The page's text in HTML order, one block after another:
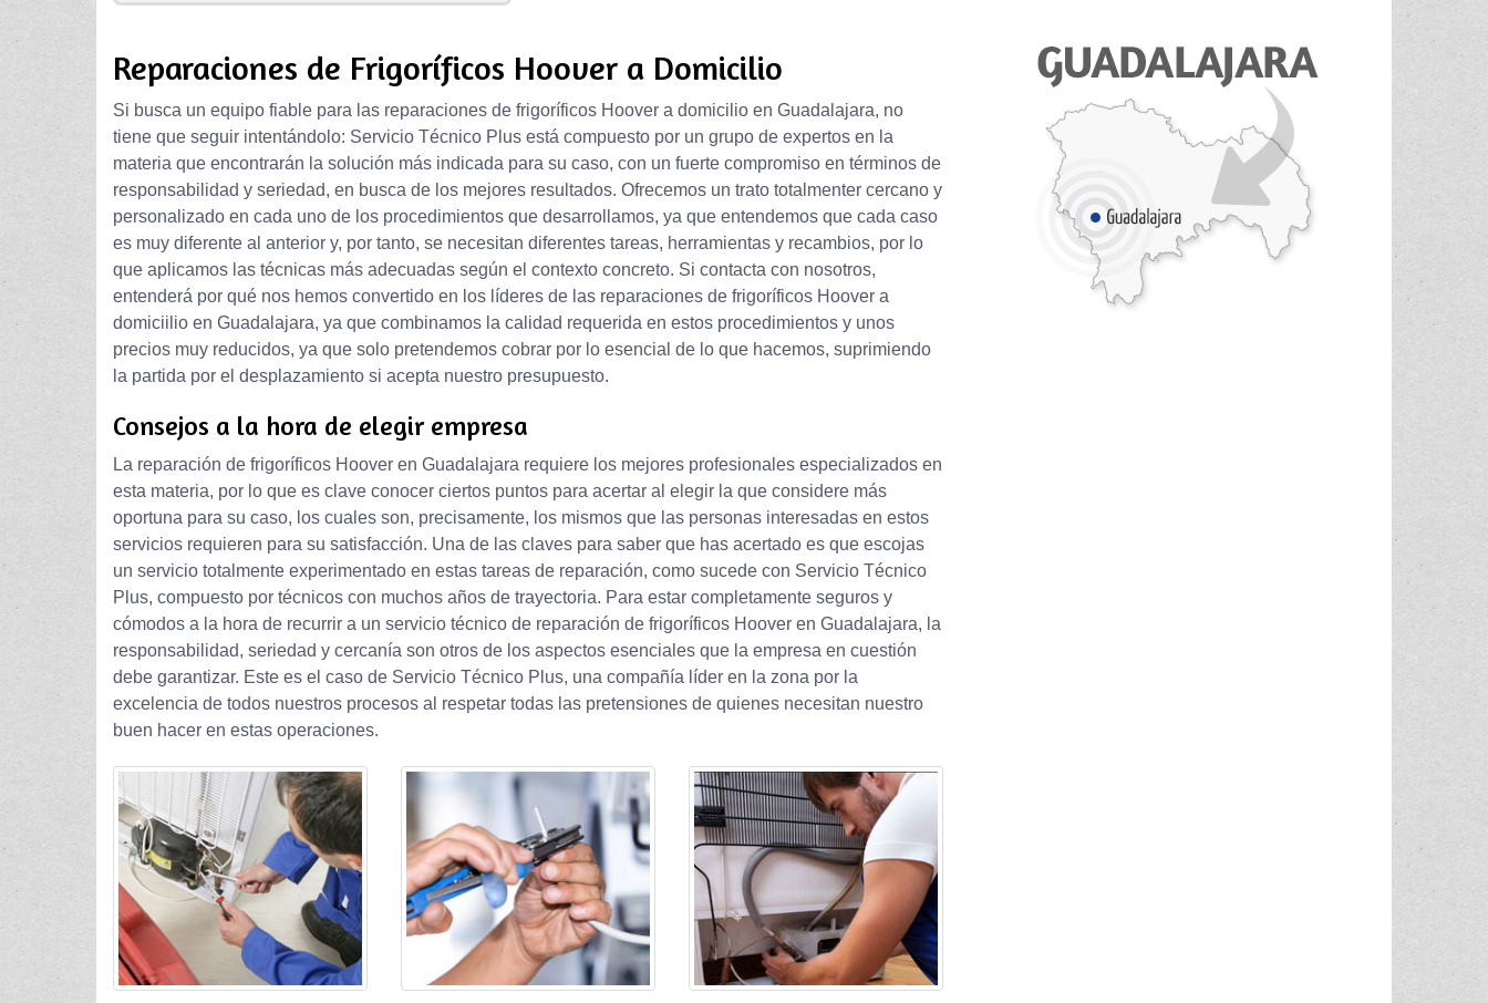
Reparaciones de Frigoríficos Hoover a Domicilio
Si busca un equipo fiable para las reparaciones de frigoríficos Hoover a domicilio en Guadalajara, no
tiene que seguir intentándolo: Servicio Técnico Plus está compuesto por un grupo de expertos en la
materia que encontrarán la solución más indicada para su caso, con un fuerte compromiso en términos de
responsabilidad y seriedad, en busca de los mejores resultados. Ofrecemos un trato totalmenter cercano y
personalizado en cada uno de los procedimientos que desarrollamos, ya que entendemos que cada caso
es muy diferente al anterior y, por tanto, se necesitan diferentes tareas, herramientas y recambios, por lo
que aplicamos las técnicas más adecuadas según el contexto concreto. Si contacta con nosotros,
entenderá por qué nos hemos convertido en los líderes de las reparaciones de frigoríficos Hoover a
domiciilio en Guadalajara, ya que combinamos la calidad requerida en estos procedimientos y unos
precios muy reducidos, ya que solo pretendemos cobrar por lo esencial de lo que hacemos, suprimiendo
la partida por el desplazamiento si acepta nuestro presupuesto.
Consejos a la hora de elegir empresa
La reparación de frigoríficos Hoover en Guadalajara requiere los mejores profesionales especializados en
esta materia, por lo que es clave conocer ciertos puntos para acertar al elegir la que considere más
oportuna para su caso, los cuales son, precisamente, los mismos que las personas interesadas en estos
servicios requieren para su satisfacción. Una de las claves para saber que has acertado es que escojas
un servicio totalmente experimentado en estas tareas de reparación, como sucede con Servicio Técnico
Plus, compuesto por técnicos con muchos años de trayectoria. Para estar completamente seguros y
cómodos a la hora de recurrir a un servicio técnico de reparación de frigoríficos Hoover en Guadalajara, la
responsabilidad, seriedad y cercanía son otros de los aspectos esenciales que la empresa en cuestión
debe garantizar. Este es el caso de Servicio Técnico Plus, una compañía líder en la zona por la
excelencia de todos nuestros procesos al respetar todas las pretensiones de quienes necesitan nuestro
buen hacer en estas operaciones.